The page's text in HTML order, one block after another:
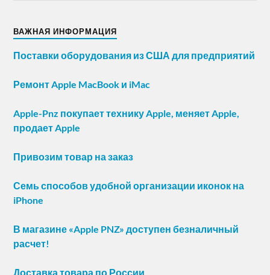
ВАЖНАЯ ИНФОРМАЦИЯ
Поставки оборудования из США для предприятий
Ремонт Apple MacBook и iMac
Apple-Pnz покупает технику Apple, меняет Apple,
продает Apple
Привозим товар на заказ
Семь способов удобной организации иконок на
iPhone
В магазине «Apple PNZ» доступен безналичный
расчет!
Доставка товара по России